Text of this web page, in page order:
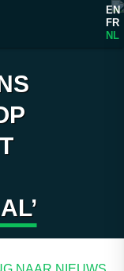
EN
FR
NL